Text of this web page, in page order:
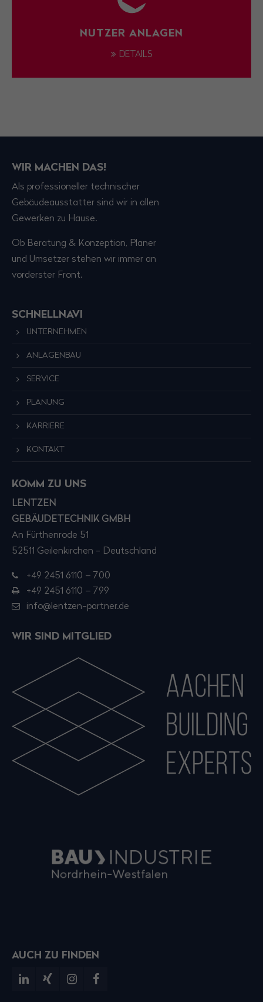
NUTZER ANLAGEN
DETAILS
WIR MACHEN DAS!
Als professioneller technischer
Gebäudeausstatter sind wir in allen
Gewerken zu Hause.
Ob Beratung & Konzeption, Planer
und Umsetzer stehen wir immer an
vorderster Front.
SCHNELLNAVI
UNTERNEHMEN
ANLAGENBAU
SERVICE
PLANUNG
KARRIERE
KONTAKT
KOMM ZU UNS
LENTZEN
GEBÄUDETECHNIK GMBH
An Fürthenrode 51
52511 Geilenkirchen - Deutschland
+49 2451 6110 – 700
+49 2451 6110 – 799
info@lentzen-partner.de
WIR SIND MITGLIED
AUCH ZU FINDEN